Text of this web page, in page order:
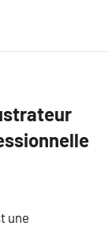
une